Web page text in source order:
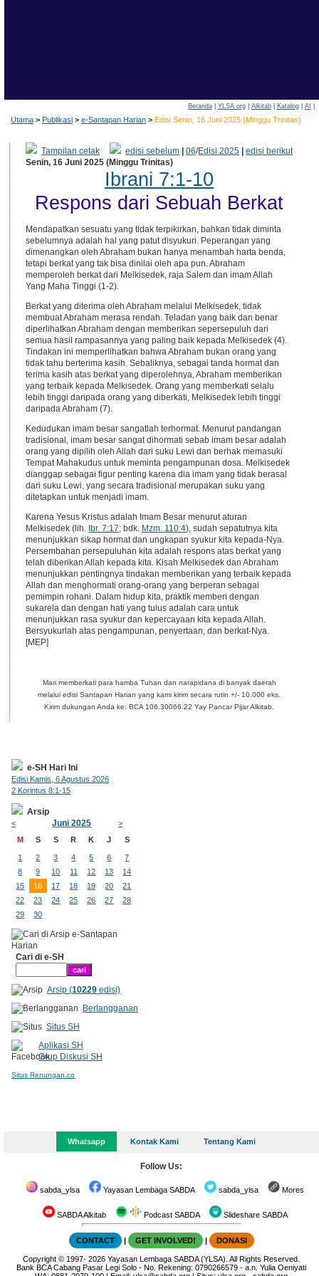
Beranda| YLSA.org| Alkitab| Katalog| AI
Utama > Publikasi > e-Santapan Harian > Edisi Senin, 16 Juni 2025 (Minggu Trinitas)
Tampilan cetak edisi sebelum |06/Edisi 2025 |edisi berikut
Senin, 16 Juni 2025 (Minggu Trinitas)
Ibrani 7:1-10
Respons dari Sebuah Berkat
Mendapatkan sesuatu yang tidak terpikirkan, bahkan tidak diminta
sebelumnya adalah hal yang patut disyukuri. Peperangan yang
dimenangkan oleh Abraham bukan hanya menambah harta benda,
tetapi berkat yang tak bisa dinilai oleh apa pun. Abraham
memperoleh berkat dari Melkisedek, raja Salem dan imam Allah
Yang Maha Tinggi (1-2).
Berkat yang diterima oleh Abraham melalui Melkisedek, tidak
membuat Abraham merasa rendah. Teladan yang baik dan benar
diperlihatkan Abraham dengan memberikan sepersepuluh dari
semua hasil rampasannya yang paling baik kepada Melkisedek (4).
Tindakan ini memperlihatkan bahwa Abraham bukan orang yang
tidak tahu berterima kasih. Sebaliknya, sebagai tanda hormat dan
terima kasih atas berkat yang diperolehnya, Abraham memberikan
yang terbaik kepada Melkisedek. Orang yang memberkati selalu
lebih tinggi daripada orang yang diberkati, Melkisedek lebih tinggi
daripada Abraham (7).
Kedudukan imam besar sangatlah terhormat. Menurut pandangan
tradisional, imam besar sangat dihormati sebab imam besar adalah
orang yang dipilih oleh Allah dari suku Lewi dan berhak memasuki
Tempat Mahakudus untuk meminta pengampunan dosa. Melkisedek
dianggap sebagai figur penting karena dia imam yang tidak berasal
dari suku Lewi, yang secara tradisional merupakan suku yang
ditetapkan untuk menjadi imam.
Karena Yesus Kristus adalah Imam Besar menurut aturan
Melkisedek (lih. Ibr. 7:17; bdk. Mzm. 110:4), sudah sepatutnya kita
menunjukkan sikap hormat dan ungkapan syukur kita kepada-Nya.
Persembahan persepuluhan kita adalah respons atas berkat yang
telah diberikan Allah kepada kita. Kisah Melkisedek dan Abraham
menunjukkan pentingnya tindakan memberikan yang terbaik kepada
Allah dan menghormati orang-orang yang berperan sebagai
pemimpin rohani. Dalam hidup kita, praktik memberi dengan
sukarela dan dengan hati yang tulus adalah cara untuk
menunjukkan rasa syukur dan kepercayaan kita kepada Allah.
Bersyukurlah atas pengampunan, penyertaan, dan berkat-Nya.
[MEP]
Mari memberkati para hamba Tuhan dan narapidana di banyak daerah
melalui edisi Santapan Harian yang kami kirim secara rutin +/- 10.000 eks.
Kirim dukungan Anda ke: BCA 106.30066.22 Yay Pancar Pijar Alkitab.
e-SH Hari Ini
Edisi Kamis, 6 Agustus 2026
2 Korintus 8:1-15
Arsip
< Juni 2025
>
M
S S R K J S
1 2 3 4 5 6
7
8
9 10 11 12 13
14
15
16 17 18 19 20
21
22
23 24 25 26 27
28
29
30
Cari di e-SH
Arsip (10229edisi)
Berlangganan
Situs SH
Aplikasi SH
Grup Diskusi SH
Situs Renungan.co
Whatsapp Kontak Kami Tentang Kami
Follow Us:
sabda_ylsa Yayasan Lembaga SABDA sabda_ylsa Mores
SABDA Alkitab Podcast SABDA Slideshare SABDA
CONTACT | GET INVOLVED! | DONASI
Copyright © 1997-2026Yayasan Lembaga SABDA (YLSA). All Rights Reserved.
Bank BCA Cabang Pasar Legi Solo - No. Rekening: 0790266579 - a.n. Yulia Oeniyati